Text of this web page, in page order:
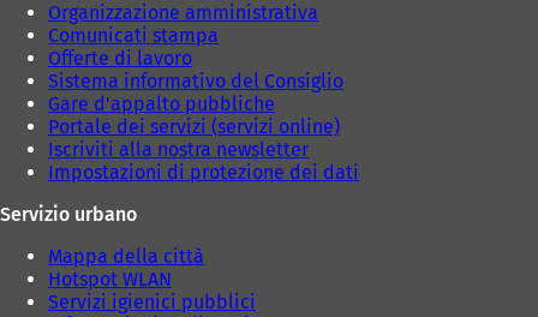
Organizzazione amministrativa
Comunicati stampa
Offerte di lavoro
Sistema informativo del Consiglio
Gare d'appalto pubbliche
Portale dei servizi (servizi online)
Iscriviti alla nostra newsletter
Impostazioni di protezione dei dati
Servizio urbano
Mappa della città
Hotspot WLAN
Servizi igienici pubblici